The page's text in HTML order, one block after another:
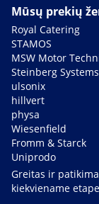
Mūsų prekių
Royal Catering
STAMOS
MSW Motor
Steinberg Systems
ulsonix
hillvert
physa
Wiesenfield
Fromm & Starck
Uniprodo
Greitas ir
kiekviename